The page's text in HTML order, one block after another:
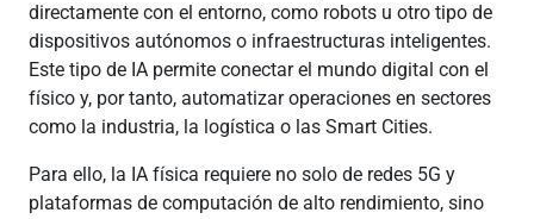
directamente con el entorno, como robots u otro tipo de
dispositivos autónomos o infraestructuras inteligentes.
Este tipo de IA permite conectar el mundo digital con el
físico y, por tanto, automatizar operaciones en sectores
como la industria, la logística o las Smart Cities.
Para ello, la IA física requiere no solo de redes 5G y
plataformas de computación de alto rendimiento, sino